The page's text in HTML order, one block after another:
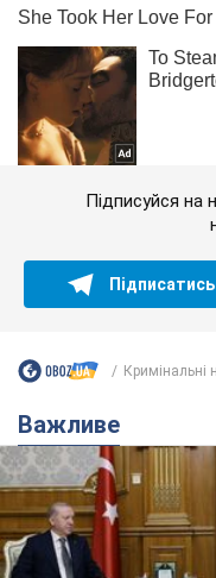
Підписуйся на
Підписатись
Кримінальні
Важливе